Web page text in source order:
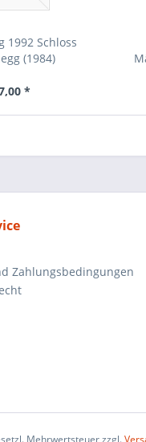
1992 Schloss
(1984)
*
Zahlungsbedingungen